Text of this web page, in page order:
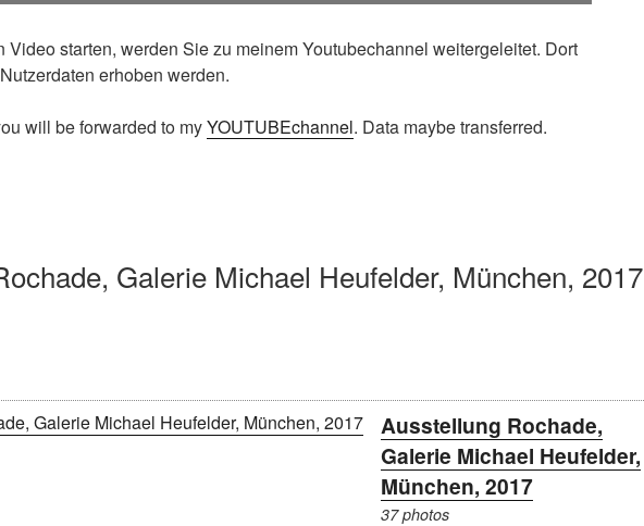
Video starten, werden Sie zu meinem Youtubechannel weitergeleitet. Dort
erhoben werden.
will be forwarded to myYOUTUBEchannel. Data maybe transferred.
Galerie Michael Heufelder, München, 2017
Ausstellung Rochade,
Galerie Michael Heufelder,
München, 2017
37 photos